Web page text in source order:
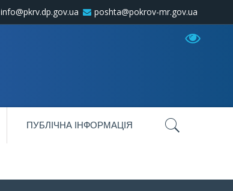
info@pkrv.dp.gov.ua poshta@pokrov-mr.gov.ua
ПУБЛІЧНА ІНФОРМАЦІЯ